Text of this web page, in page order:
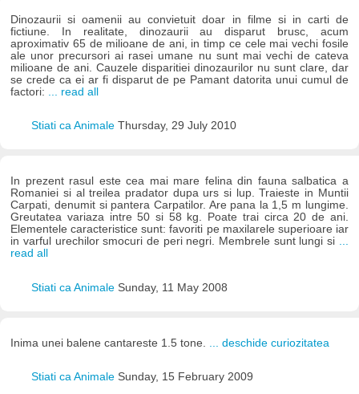
Dinozaurii si oamenii au convietuit doar in filme si in carti de
fictiune. In realitate, dinozaurii au disparut brusc, acum
aproximativ 65 de milioane de ani, in timp ce cele mai vechi fosile
ale unor precursori ai rasei umane nu sunt mai vechi de cateva
milioane de ani. Cauzele disparitiei dinozaurilor nu sunt clare, dar
se crede ca ei ar fi disparut de pe Pamant datorita unui cumul de
factori:
... read all
Stiati ca Animale Thursday, 29 July 2010
In prezent rasul este cea mai mare felina din fauna salbatica a
Romaniei si al treilea pradator dupa urs si lup. Traieste in Muntii
Carpati, denumit si pantera Carpatilor. Are pana la 1,5 m lungime.
Greutatea variaza intre 50 si 58 kg. Poate trai circa 20 de ani.
Elementele caracteristice sunt: favoriti pe maxilarele superioare iar
in varful urechilor smocuri de peri negri. Membrele sunt lungi si ...
read all
Stiati ca Animale Sunday, 11 May 2008
Inima unei balene cantareste 1.5 tone. ... deschide curiozitatea
Stiati ca Animale Sunday, 15 February 2009